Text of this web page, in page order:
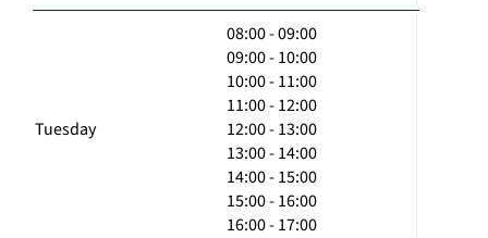
Tuesday
08:00 - 09:00
09:00 - 10:00
10:00 - 11:00
11:00 - 12:00
12:00 - 13:00
13:00 - 14:00
14:00 - 15:00
15:00 - 16:00
16:00 - 17:00